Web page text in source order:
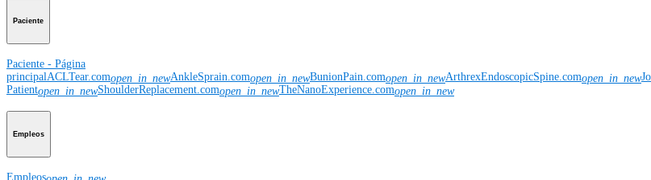
Paciente
Paciente - Página
principalACLTear.comopen_in_newAnkleSprain.comopen_in_newBunionPain.comopen_in_newArthrexEndoscopicSpine.comopen_in_new
Patientopen_in_newShoulderReplacement.comopen_in_newTheNanoExperience.comopen_in_new
Empleos
Empleos